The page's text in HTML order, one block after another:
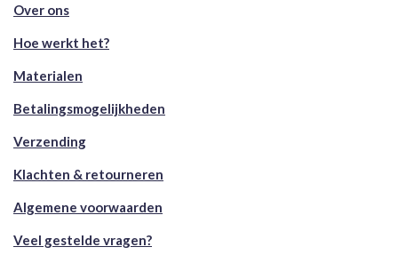
Over ons
Hoe werkt het?
Materialen
Betalingsmogelijkheden
Verzending
Klachten & retourneren
Algemene voorwaarden
Veel gestelde vragen?